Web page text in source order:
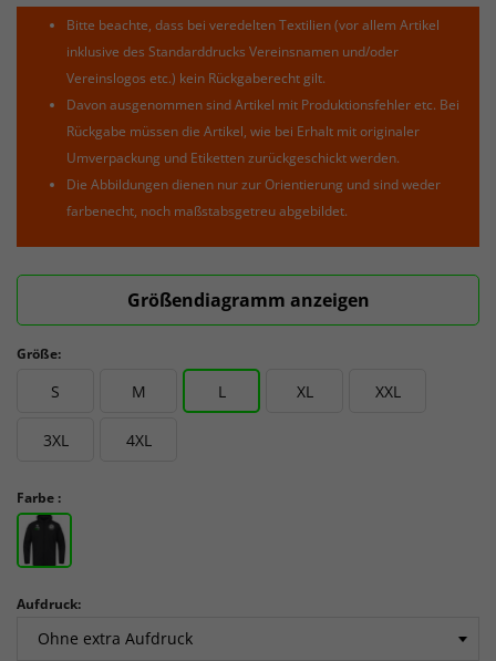
Bitte beachte, dass bei veredelten Textilien (vor allem Artikel
inklusive des Standarddrucks Vereinsnamen und/oder
Vereinslogos etc.) kein Rückgaberecht gilt.
Davon ausgenommen sind Artikel mit Produktionsfehler etc. Bei
Rückgabe müssen die Artikel, wie bei Erhalt mit originaler
Umverpackung und Etiketten zurückgeschickt werden.
Die Abbildungen dienen nur zur Orientierung und sind weder
farbenecht, noch maßstabsgetreu abgebildet.
Größendiagramm anzeigen
Größe:
S M L XL XXL
3XL 4XL
Farbe :
Aufdruck: